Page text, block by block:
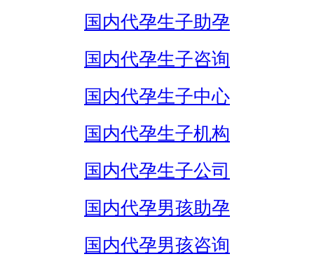
国内代孕生子助孕
国内代孕生子咨询
国内代孕生子中心
国内代孕生子机构
国内代孕生子公司
国内代孕男孩助孕
国内代孕男孩咨询